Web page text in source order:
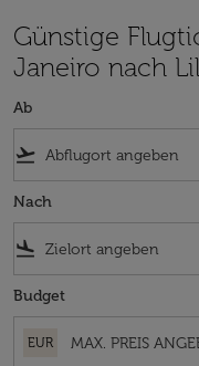
Günstige
Janeiro nach
Ab
flight_takeoff
Nach
flight_land
Budget
EUR